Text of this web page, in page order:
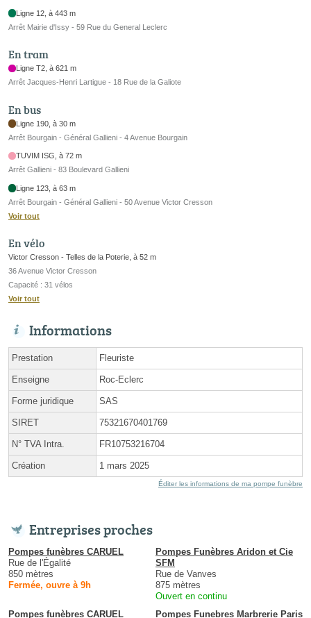
Ligne 12, à 443 m
Arrêt Mairie d'Issy - 59 Rue du General Leclerc
En tram
Ligne T2, à 621 m
Arrêt Jacques-Henri Lartigue - 18 Rue de la Galiote
En bus
Ligne 190, à 30 m
Arrêt Bourgain - Général Gallieni - 4 Avenue Bourgain
TUVIM ISG, à 72 m
Arrêt Gallieni - 83 Boulevard Gallieni
Ligne 123, à 63 m
Arrêt Bourgain - Général Gallieni - 50 Avenue Victor Cresson
Voir tout
En vélo
Victor Cresson - Telles de la Poterie, à 52 m
36 Avenue Victor Cresson
Capacité : 31 vélos
Voir tout
Informations
Prestation Fleuriste
Enseigne Roc-Eclerc
Forme juridique SAS
SIRET 75321670401769
N° TVA Intra. FR10753216704
Création 1 mars 2025
Éditer les informations de ma pompe funèbre
Entreprises proches
Pompes funèbres CARUEL
Rue de l'Égalité
850 mètres
Fermée, ouvre à 9h
Pompes Funèbres Aridon et Cie
SFM
Rue de Vanves
875 mètres
Ouvert en continu
Pompes funèbres CARUEL
Pompes Funebres Marbrerie Paris